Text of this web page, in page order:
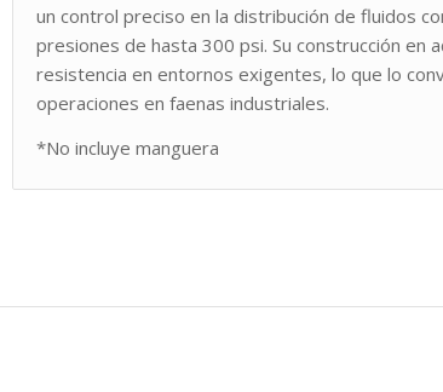
un control preciso en la distribución de fluidos
presiones de hasta 300 psi. Su construcción en
resistencia en entornos exigentes, lo que lo
operaciones en faenas industriales.
*No incluye manguera